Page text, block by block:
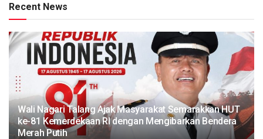
Recent News
Wali Nagari Talang Ajak Masyarakat Semarakkan HUT
ke-81 Kemerdekaan RI dengan Mengibarkan Bendera
Merah Putih